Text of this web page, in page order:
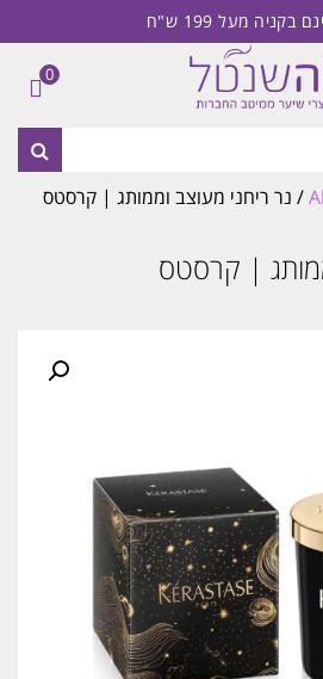
מעל 199 ש"ח
/ נר ריחני מעוצב וממותג | קרסטס
| קרסטס
0